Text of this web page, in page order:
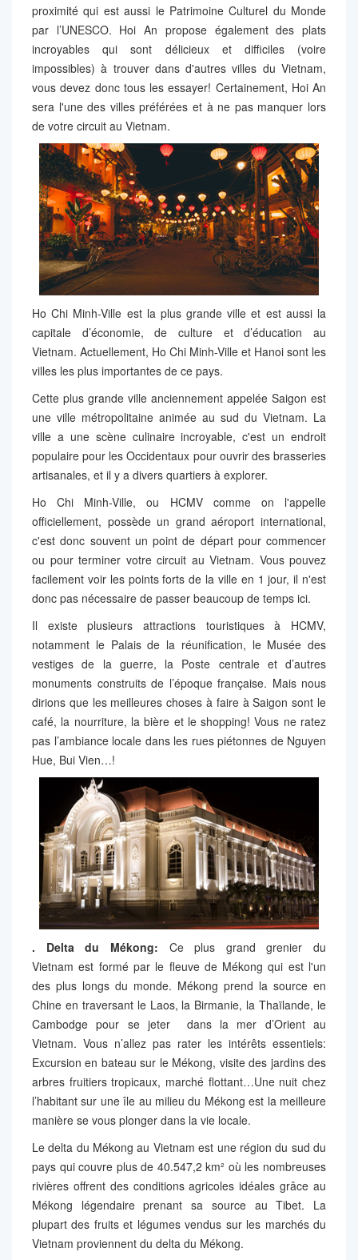
proximité qui est aussi le Patrimoine Culturel du Monde
par l’UNESCO. Hoi An propose également des plats
incroyables qui sont délicieux et difficiles (voire
impossibles) à trouver dans d'autres villes du Vietnam,
vous devez donc tous les essayer! Certainement, Hoi An
sera l'une des villes préférées et à ne pas manquer lors
de votre circuit au Vietnam.
Ho Chi Minh-Ville est la plus grande ville et est aussi la
capitale d’économie, de culture et d’éducation au
Vietnam. Actuellement, Ho Chi Minh-Ville et Hanoi sont les
villes les plus importantes de ce pays.
Cette plus grande ville anciennement appelée Saigon est
une ville métropolitaine animée au sud du Vietnam. La
ville a une scène culinaire incroyable, c'est un endroit
populaire pour les Occidentaux pour ouvrir des brasseries
artisanales, et il y a divers quartiers à explorer.
Ho Chi Minh-Ville, ou HCMV comme on l'appelle
officiellement, possède un grand aéroport international,
c'est donc souvent un point de départ pour commencer
ou pour terminer votre circuit au Vietnam. Vous pouvez
facilement voir les points forts de la ville en 1 jour, il n'est
donc pas nécessaire de passer beaucoup de temps ici.
Il existe plusieurs attractions touristiques à HCMV,
notamment le Palais de la réunification, le Musée des
vestiges de la guerre, la Poste centrale et d’autres
monuments construits de l’époque française. Mais nous
dirions que les meilleures choses à faire à Saigon sont le
café, la nourriture, la bière et le shopping! Vous ne ratez
pas l’ambiance locale dans les rues piétonnes de Nguyen
Hue, Bui Vien…!
. Delta du Mékong: Ce plus grand grenier du
Vietnam est formé par le fleuve de Mékong qui est l'un
des plus longs du monde. Mékong prend la source en
Chine en traversant le Laos, la Birmanie, la Thaïlande, le
Cambodge pour se jeter dans la mer d’Orient au
Vietnam. Vous n’allez pas rater les intérêts essentiels:
Excursion en bateau sur le Mékong, visite des jardins des
arbres fruitiers tropicaux, marché flottant…Une nuit chez
l’habitant sur une île au milieu du Mékong est la meilleure
manière se vous plonger dans la vie locale.
Le delta du Mékong au Vietnam est une région du sud du
pays qui couvre plus de 40.547,2 km² où les nombreuses
rivières offrent des conditions agricoles idéales grâce au
Mékong légendaire prenant sa source au Tibet. La
plupart des fruits et légumes vendus sur les marchés du
Vietnam proviennent du delta du Mékong.